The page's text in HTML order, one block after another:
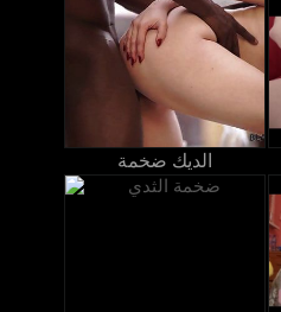
الديك ضخمة